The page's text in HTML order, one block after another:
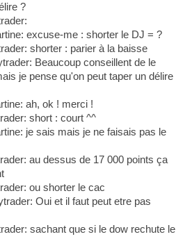
?
excuse-me : shorter le DJ = ?
shorter : parier à la baisse
Beaucoup conseillent de le
je pense qu'on peut taper un délire
ah, ok ! merci !
short : court ^^
je sais mais je ne faisais pas le
au dessus de 17 000 points ça
ou shorter le cac
Oui et il faut peut etre pas
sachant que si le dow rechute le